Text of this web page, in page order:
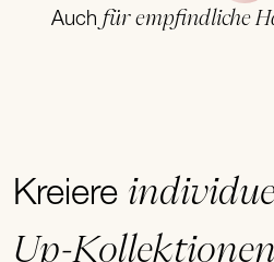
Auch für empfindliche
Kreiere
Up-Kollektionen